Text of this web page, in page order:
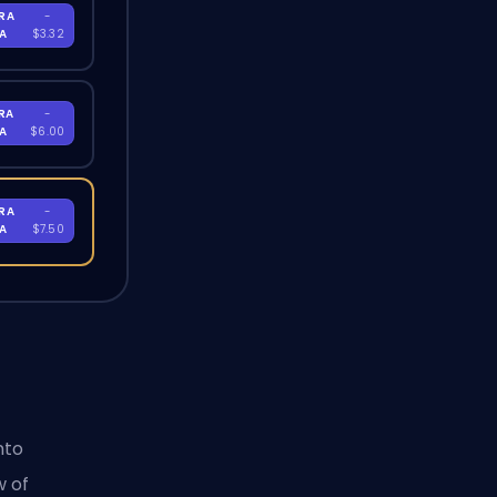
-
$3.32
-
$6.00
-
$7.50
of